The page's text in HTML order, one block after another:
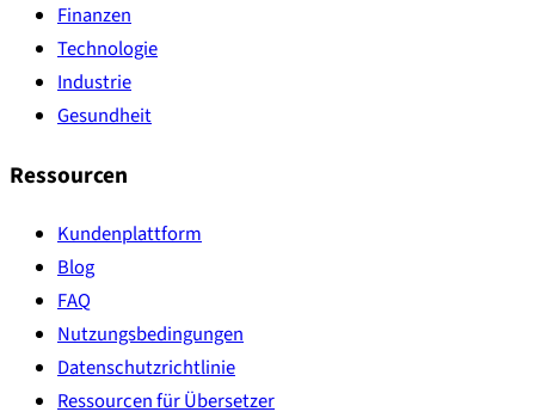
Finanzen
Technologie
Industrie
Gesundheit
Ressourcen
Kundenplattform
Blog
FAQ
Nutzungsbedingungen
Datenschutzrichtlinie
Ressourcen für Übersetzer